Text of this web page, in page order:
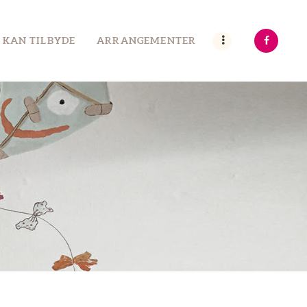
KAN TILBYDE ARRANGEMENTER